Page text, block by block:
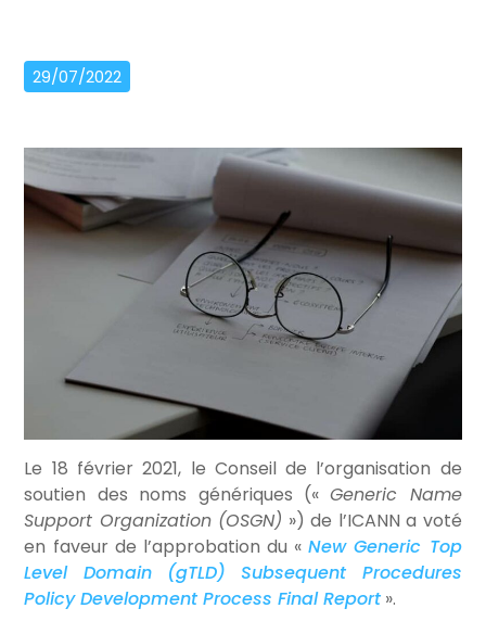
29/07/2022
Le 18 février 2021, le Conseil de l’organisation de
soutien des noms génériques («Generic Name
Support Organization (OSGN) ») de l’ICANN a voté
en faveur de l’approbation du «New Generic Top
Level Domain (gTLD) Subsequent Procedures
Policy Development Process Final Report ».